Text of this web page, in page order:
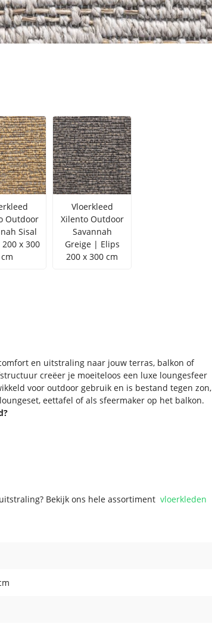
Outdoor
Sisal
x 300
cm
Vloerkleed
Xilento Outdoor
Savannah
Greige | Elips
200 x 300 cm
en uitstraling naar jouw terras, balkon of
creëer je moeiteloos een luxe loungesfeer
voor outdoor gebruik en is bestand tegen zon,
eettafel of als sfeermaker op het balkon.
Bekijk ons hele assortimentvloerkleden